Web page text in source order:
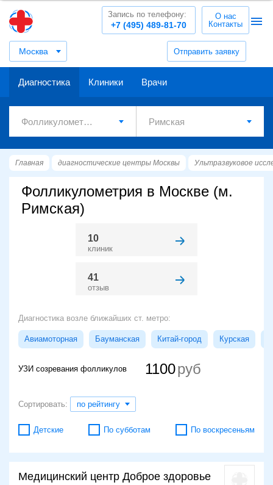
Москва Отправить заявку
+7 (495) 489-81-70
Запись по телефону:
О нас
Контакты
Диагностика Клиники Врачи
Главная диагностические центры Москвы Ультразвуковое
Фолликулометрия в Москве (м.
Римская)
10
клиник
41
отзыв
Диагностика возле ближайших ст. метро:
Авиамоторная Бауманская Китай-город Курская
УЗИ созревания фолликулов 1100
Сортировать: по рейтингу
Детские По субботам По воскресеньям
Медицинский центр Доброе здоровье